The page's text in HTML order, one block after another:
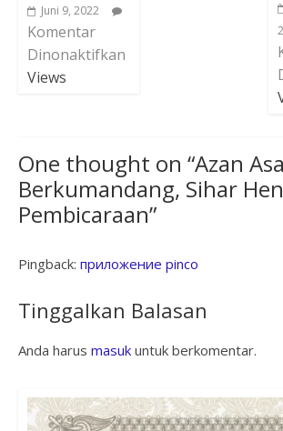
Juni 9, 2022
Komentar
Dinonaktifkan
Views
One thought on “Azan
Berkumandang, Sihar
Pembicaraan”
Pingback: приложение pinco
Tinggalkan Balasan
Anda harus masukuntuk berkomentar.